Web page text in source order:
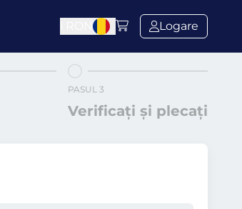
Logare
PASUL 3
Verificați și plecați